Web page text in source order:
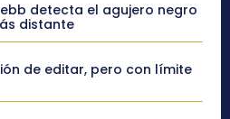
detecta el agujero negro
distante
de editar, pero con límite